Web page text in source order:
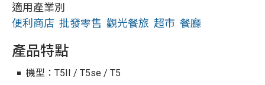
適用產業別
便利商店 批發零售 觀光餐旅 超市 餐廳
產品特點
機型：T5II / T5se / T5